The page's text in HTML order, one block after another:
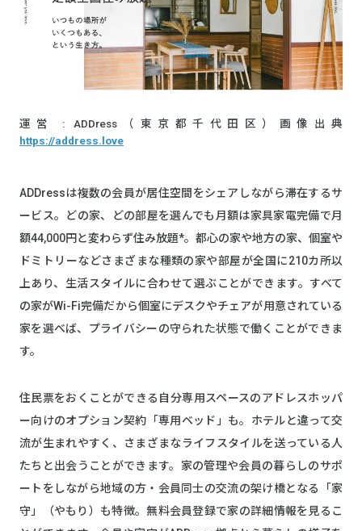
運営 : ADDress（東京都千代田区）画像出典
https://address.love
ADDressは複数の会員が居住空間をシェアしながら滞在するサ
ービス。どの家、どの部屋を選んでも月額は家具家電完備で月
額44,000円と変わらず住み放題*。都心の家や地方の家、個室や
ドミトリーなどさまざまな種類の家や部屋が全国に210カ所以
上あり、生活スタイルに合わせて選ぶことができます。すべて
の家がWi-Fi完備だから個室にデスクやチェアが用意されている
家を選べば、プライバシーの守られた状態で働くことができま
す。
住民票をおくことができる自分専用スペースのアドレスホッパ
ー向けのオプション契約「専用ベッド」も。ホテルと違って交
流が生まれやすく、さまざまなライフスタイルを送っている人
たちと出会うことができます。家の管理や会員の暮らしのサポ
ートをしながら地域の方・会員同士の交流の架け橋となる「家
守」（やもり）も特徴。無料会員登録で家の詳細情報を見るこ